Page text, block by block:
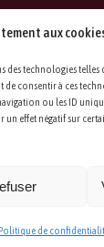
aux
technologies telles
consentir à ces
ou les ID
effet négatif sur
Politique de